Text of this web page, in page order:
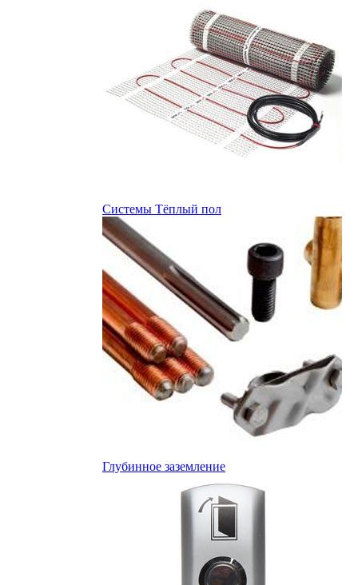
Системы Тёплый пол
Глубинное заземление